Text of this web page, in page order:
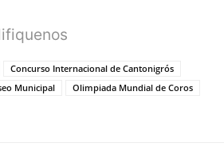
Concurso Internacional de Cantonigrós
Municipal
Olimpiada Mundial de Coros